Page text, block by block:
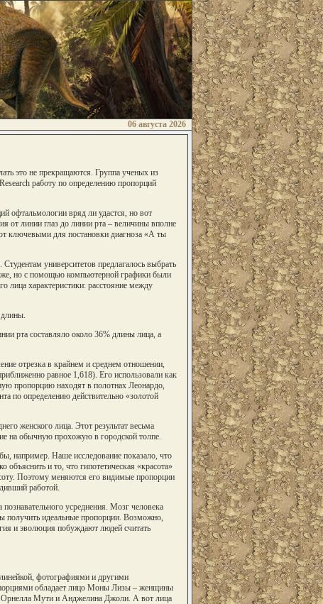
06 августа 2026
это не прекращаются. Группа ученых из
работу по определению пропорций
офтальмологии вряд ли удастся, но вот
от линии глаз до линии рта – величины вполне
ключевыми для постановки диагноза «А ты
университетов предлагалось выбрать
же, но с помощью компьютерной графики были
лица характеристики: расстояние между
рта составляло около 36% длины лица, а
отрезка в крайнем и среднем отношении,
равное 1,618). Его использовали как
пропорцию находят в полотнах Леонардо,
по определению действительно «золотой
женского лица. Этот результат весьма
на обычную прохожую в городской толпе.
например. Наше исследование показало, что
и то, что гипотетическая «красота»
Поэтому меняются его видимые пропорции
работой.
познавательного усреднения. Мозг человека
получить идеальные пропорции. Возможно,
и эволюция побуждают людей считать
фотографиями и другими
обладает лицо Моны Лизы – женщины
Орнелла Мути и Анджелина Джоли. А вот лица